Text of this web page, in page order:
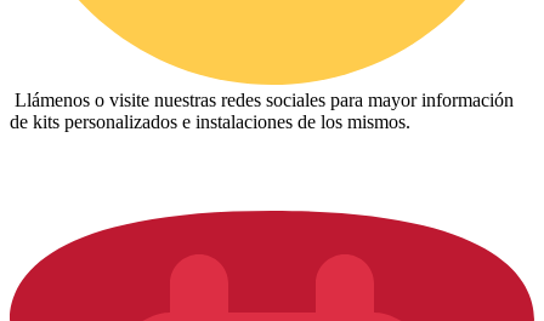
Llámenos o visite nuestras redes sociales para mayor información
de kits personalizados e instalaciones de los mismos.